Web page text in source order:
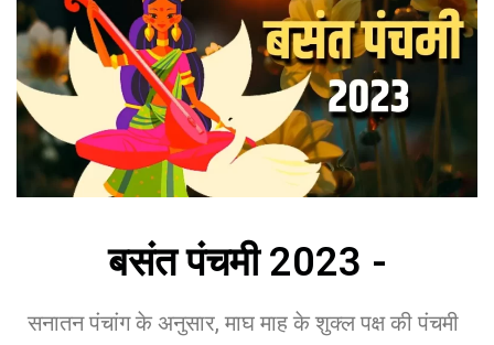
बसंत पंचमी 2023 -
सनातन पंचांग के अनुसार, माघ माह के शुक्ल पक्ष की पंचमी